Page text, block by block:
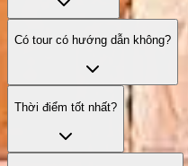
Có tour có hướng dẫn không?
Thời điểm tốt nhất?